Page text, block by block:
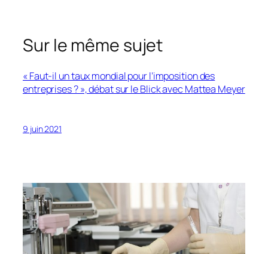
Sur le même sujet
« Faut-il un taux mondial pour l’imposition des
entreprises ? », débat sur le Blick avec Mattea Meyer
9 juin 2021